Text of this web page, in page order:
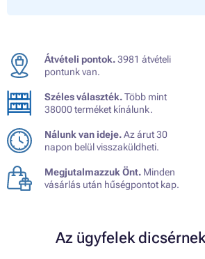
Átvételi pontok.3981 átvételi
pontunk van.
Széles választék.Több mint
38000 terméket kínálunk.
Nálunk van ideje.Az árut 30
napon belül visszaküldheti.
Megjutalmazzuk Önt. Minden
vásárlás után hűségpontot kap.
Az ügyfelek